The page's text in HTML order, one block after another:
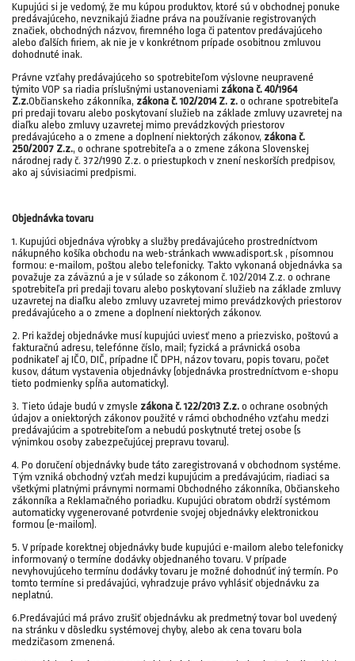
Kupujúci si je vedomý, že mu kúpou produktov, ktoré sú v obchodnej ponuke
predávajúceho, nevznikajú žiadne práva na používanie registrovaných
značiek, obchodných názvov, firemného loga či patentov predávajúceho
alebo ďalších firiem, ak nie je v konkrétnom prípade osobitnou zmluvou
dohodnuté inak.
Právne vzťahy predávajúceho so spotrebiteľom výslovne neupravené
týmito VOP sa riadia príslušnými ustanoveniami zákona č. 40/1964
Z.z.Občianskeho zákonníka, zákona č. 102/2014 Z. z. o ochrane spotrebiteľa
pri predaji tovaru alebo poskytovaní služieb na základe zmluvy uzavretej na
diaľku alebo zmluvy uzavretej mimo prevádzkových priestorov
predávajúceho a o zmene a doplnení niektorých zákonov, zákona č.
250/2007 Z.z., o ochrane spotrebiteľa a o zmene zákona Slovenskej
národnej rady č. 372/1990 Z.z. o priestupkoch v znení neskorších predpisov,
ako aj súvisiacimi predpismi.
Objednávka tovaru
1. Kupujúci objednáva výrobky a služby predávajúceho prostredníctvom
nákupného košíka obchodu na web-stránkach www.adisport.sk , písomnou
formou: e-mailom, poštou alebo telefonicky. Takto vykonaná objednávka sa
považuje za záväznú a je v súlade so zákonom č. 102/2014 Z.z. o ochrane
spotrebiteľa pri predaji tovaru alebo poskytovaní služieb na základe zmluvy
uzavretej na diaľku alebo zmluvy uzavretej mimo prevádzkových priestorov
predávajúceho a o zmene a doplnení niektorých zákonov.
2. Pri každej objednávke musí kupujúci uviesť meno a priezvisko, poštovú a
fakturačnú adresu, telefónne číslo, mail; fyzická a právnická osoba
podnikateľ aj IČO, DIČ, prípadne IČ DPH, názov tovaru, popis tovaru, počet
kusov, dátum vystavenia objednávky (objednávka prostredníctvom e-shopu
tieto podmienky spĺňa automaticky).
3. Tieto údaje budú v zmysle zákona č. 122/2013 Z.z. o ochrane osobných
údajov a oniektorých zákonov použité v rámci obchodného vzťahu medzi
predávajúcim a spotrebiteľom a nebudú poskytnuté tretej osobe (s
výnimkou osoby zabezpečujúcej prepravu tovaru).
4. Po doručení objednávky bude táto zaregistrovaná v obchodnom systéme.
Tým vzniká obchodný vzťah medzi kupujúcim a predávajúcim, riadiaci sa
všetkými platnými právnymi normami Obchodného zákonníka, Občianskeho
zákonníka a Reklamačného poriadku. Kupujúci obratom obdrží systémom
automaticky vygenerované potvrdenie svojej objednávky elektronickou
formou (e-mailom).
5. V prípade korektnej objednávky bude kupujúci e-mailom alebo telefonicky
informovaný o termíne dodávky objednaného tovaru. V prípade
nevyhovujúceho termínu dodávky tovaru je možné dohodnúť iný termín. Po
tomto termíne si predávajúci, vyhradzuje právo vyhlásiť objednávku za
neplatnú.
6.Predávajúci má právo zrušiť objednávku ak predmetný tovar bol uvedený
na stránku v dôsledku systémovej chyby, alebo ak cena tovaru bola
medzičasom zmenená.